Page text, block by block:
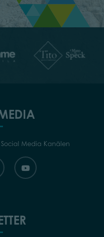
Social Media Kanälen